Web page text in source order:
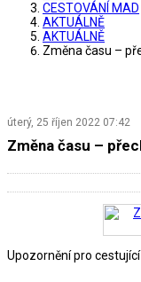
CESTOVÁNÍ MAD
AKTUÁLNĚ
AKTUÁLNĚ
Změna času –
úterý, 25 říjen 2022 07:42
Změna času –
Upozornění pro cestující